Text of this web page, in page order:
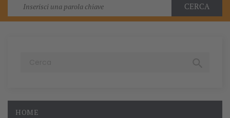
CERCA
HOME